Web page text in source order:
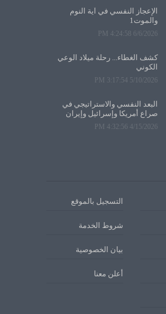
الإعجاز النفسي في آية النوم
والموت1
6/6/2026 4:24:58 PM
كشف الغطاء... رحلة ميلاد الوعي
الكوني
5/10/2026 3:17:54 PM
البعد النفسي والاستراتيجي في
صراع أمريكا وإسرائيل وإيران
4/15/2026 4:32:56 PM
التسجيل بالموقع
شروط الخدمة
بيان الخصوصية
أعلن معنا